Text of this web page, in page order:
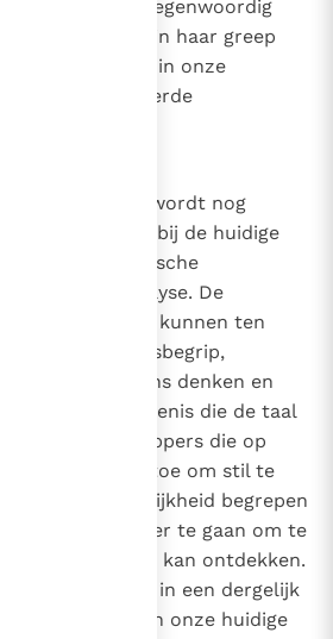
die tegenwoordig
de wijsbegeerte in haar greep
verschillende in onze
verkeerde
de metafysica wordt nog
we stilstaan bij de huidige
de hermeneutische
en in de taalanalyse. De
studies kunnen ten
aan het geloofsbegrip,
structuur van ons denken en
en de betekenis die de taal
wetenschappers die op
neigen ertoe om stil te
hoe de werkelijkheid begrepen
zonder verder te gaan om te
essentie ervan kan ontdekken.
niet anders dan in een dergelijk
zien van onze huidige